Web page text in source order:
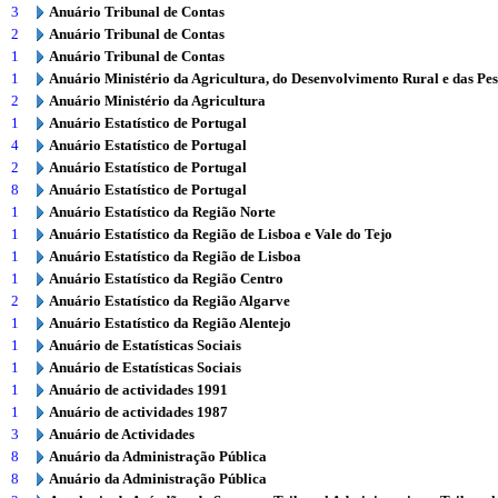
3
Anuário Tribunal de Contas
2
Anuário Tribunal de Contas
1
Anuário Tribunal de Contas
1
Anuário Ministério da Agricultura, do Desenvolvimento Rural e das
2
Anuário Ministério da Agricultura
1
Anuário Estatístico de Portugal
4
Anuário Estatístico de Portugal
2
Anuário Estatístico de Portugal
8
Anuário Estatístico de Portugal
1
Anuário Estatístico da Região Norte
1
Anuário Estatístico da Região de Lisboa e Vale do Tejo
1
Anuário Estatístico da Região de Lisboa
1
Anuário Estatístico da Região Centro
2
Anuário Estatístico da Região Algarve
1
Anuário Estatístico da Região Alentejo
1
Anuário de Estatísticas Sociais
1
Anuário de Estatísticas Sociais
1
Anuário de actividades 1991
1
Anuário de actividades 1987
3
Anuário de Actividades
8
Anuário da Administração Pública
8
Anuário da Administração Pública